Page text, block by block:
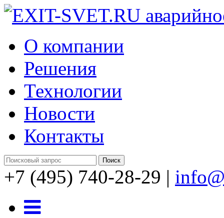
О компании
Решения
Технологии
Новости
Контакты
+7 (495) 740-28-29 |